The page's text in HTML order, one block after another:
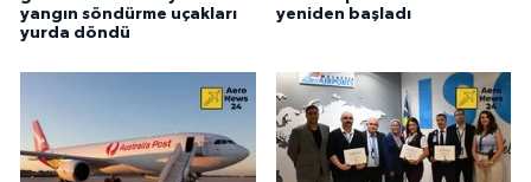
yangın söndürme uçakları
yurda döndü
yeniden başladı